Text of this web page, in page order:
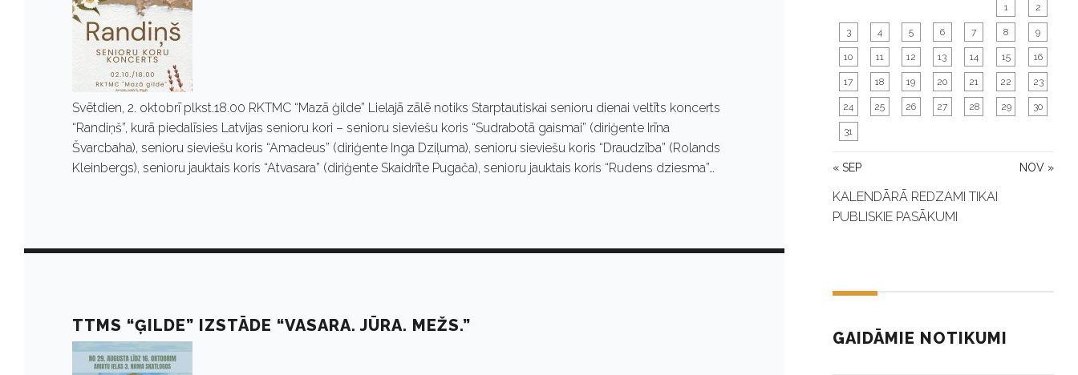
o
Svētdien, 2. oktobrī plkst.18.00 RKTMC “Mazā ģilde” Lielajā zālē notiks Starptautiskai senioru dienai veltīts koncerts
“Randiņš”, kurā piedalīsies Latvijas senioru kori – senioru sieviešu koris “Sudrabotā gaismai” (diriģente Irīna
Švarcbaha), senioru sieviešu koris “Amadeus” (diriģente Inga Dziļuma), senioru sieviešu koris “Draudzība” (Rolands
Kleinbergs), senioru jauktais koris “Atvasara” (diriģente Skaidrīte Pugača), senioru jauktais koris “Rudens dziesma”…
TTMS “ĢILDE” IZSTĀDE “VASARA. JŪRA. MEŽS.”
« SEP NOV »
1 2
3 4 5 6 7 8 9
10 11 12 13 14 15 16
17 18 19 20 21 22 23
24 25 26 27 28 29 30
31
KALENDĀRĀ REDZAMI TIKAI
PUBLISKIE PASĀKUMI
GAIDĀMIE NOTIKUMI